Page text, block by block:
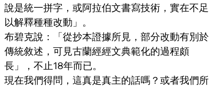
說是統一拼字，或阿拉伯文書寫技術，實在不足
以解釋種種改動」。
布碧克說：「從抄本證據所見，部分改動有別於
傳統敘述，可見古蘭經經文典範化的過程頗
長」，不止18年而已。
現在我們得問，這真是真主的話嗎？或者我們所